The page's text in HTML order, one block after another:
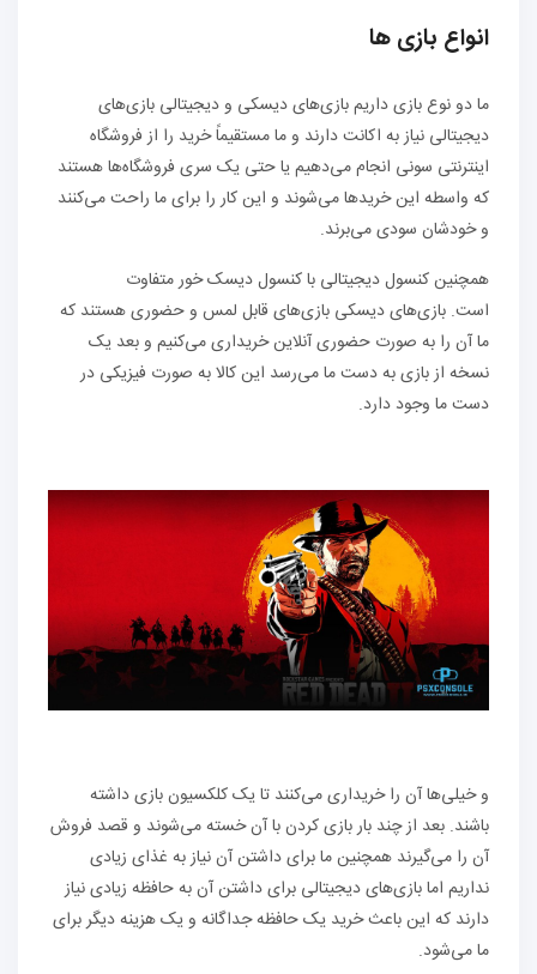
انواع بازی ها
ما دو نوع بازی داریم بازی‌های دیسکی و دیجیتالی بازی‌های
دیجیتالی نیاز به اکانت دارند و ما مستقیماً خرید را از فروشگاه
اینترنتی سونی انجام می‌دهیم یا حتی یک سری فروشگاه‌ها هستند
که واسطه این خریدها می‌شوند و این کار را برای ما راحت می‌کنند
و خودشان سودی می‌برند.
همچنین کنسول دیجیتالی با کنسول دیسک خور متفاوت
است. بازی‌های دیسکی بازی‌های قابل لمس و حضوری هستند که
ما آن را به صورت حضوری آنلاین خریداری می‌کنیم و بعد یک
نسخه از بازی به دست ما می‌رسد این کالا به صورت فیزیکی در
دست ما وجود دارد.
و خیلی‌ها آن را خریداری می‌کنند تا یک کلکسیون بازی داشته
باشند. بعد از چند بار بازی کردن با آن خسته می‌شوند و قصد فروش
آن را می‌گیرند همچنین ما برای داشتن آن نیاز به غذای زیادی
نداریم اما بازی‌های دیجیتالی برای داشتن آن به حافظه زیادی نیاز
دارند که این باعث خرید یک حافظه جداگانه و یک هزینه دیگر برای
ما می‌شود.